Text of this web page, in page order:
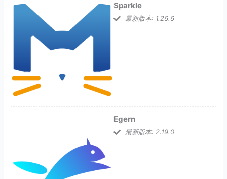
Sparkle
最新版本: 1.26.6
Egern
最新版本: 2.19.0